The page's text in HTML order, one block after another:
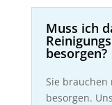
Muss ich
besorgen?
Sie brauchen
besorgen.